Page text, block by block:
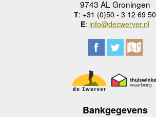
9743 AL Groningen
T: +31 (0)50 - 3 12 69 50
E: info@dezwerver.nl
Bankgegevens